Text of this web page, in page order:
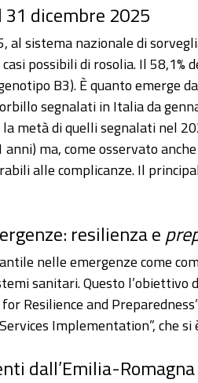
31 dicembre 2025
al sistema nazionale di
possibili di rosolia. Il
B3). È quanto emerge
segnalati in Italia da
metà di quelli segnalati nel
ma, come osservato
alle complicanze. Il
resilienza e
nelle emergenze come
sanitari. Questo
Resilience and
Implementation”, che si
dall’Emilia-Romagna